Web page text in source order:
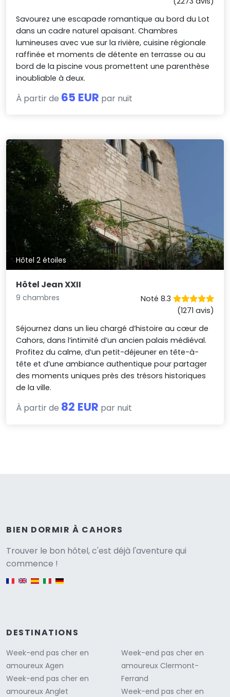
Savourez une escapade romantique au bord du Lot
dans un cadre naturel apaisant. Chambres
lumineuses avec vue sur la rivière, cuisine régionale
raffinée et moments de détente en terrasse ou au
bord de la piscine vous promettent une parenthèse
inoubliable à deux.
À partir de 65 EUR par nuit
Hôtel 2 étoiles
Hôtel Jean XXII
9 chambres
Noté 8.3
(1271 avis)
Séjournez dans un lieu chargé d’histoire au cœur de
Cahors, dans l’intimité d’un ancien palais médiéval.
Profitez du calme, d’un petit-déjeuner en tête-à-
tête et d’une ambiance authentique pour partager
des moments uniques près des trésors historiques
de la ville.
À partir de 82 EUR par nuit
BIEN DORMIR À CAHORS
Trouver le bon hôtel, c'est déjà l'aventure qui
commence !
DESTINATIONS
Week-end pas cher en
amoureux Agen
Week-end pas cher en
amoureux Anglet
Week-end pas cher en
amoureux Clermont-
Ferrand
Week-end pas cher en